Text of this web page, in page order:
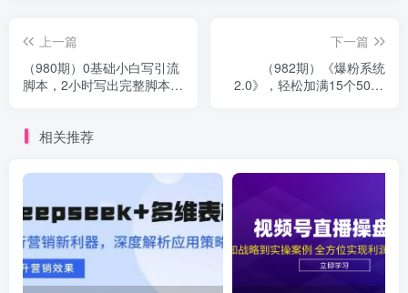
上一篇
（980期）0基础小白写引流
脚本，2小时写出完整脚本，
下一篇
（982期）《爆粉系统
2.0》，轻松加满15个5000
相关推荐